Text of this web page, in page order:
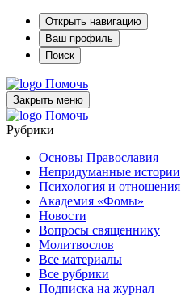
Открыть навигацию
Ваш профиль
Поиск
Помочь
Закрыть меню
Помочь
Рубрики
Основы Православия
Непридуманные истории
Психология и отношения
Академия «Фомы»
Новости
Вопросы священнику
Молитвослов
Все материалы
Все рубрики
Подписка на журнал